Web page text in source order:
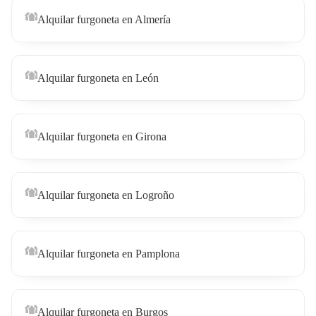
Alquilar furgoneta en Almería
Alquilar furgoneta en León
Alquilar furgoneta en Girona
Alquilar furgoneta en Logroño
Alquilar furgoneta en Pamplona
Alquilar furgoneta en Burgos